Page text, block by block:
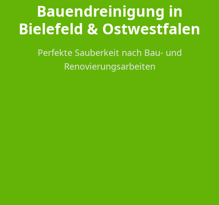
Bauendreinigung in
Bielefeld & Ostwestfalen
Perfekte Sauberkeit nach Bau- und
Renovierungsarbeiten